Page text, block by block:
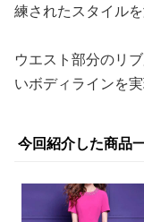
練されたスタイルを
ウエスト部分のリ
いボディラインを
今回紹介した商品